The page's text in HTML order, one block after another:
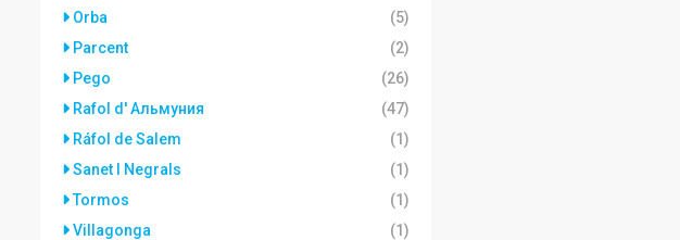
Orba
(5)
Parcent
(2)
Pego
(26)
Rafol d' Альмуния
(47)
Ráfol de Salem
(1)
Sanet I Negrals
(1)
Tormos
(1)
Villagonga
(1)